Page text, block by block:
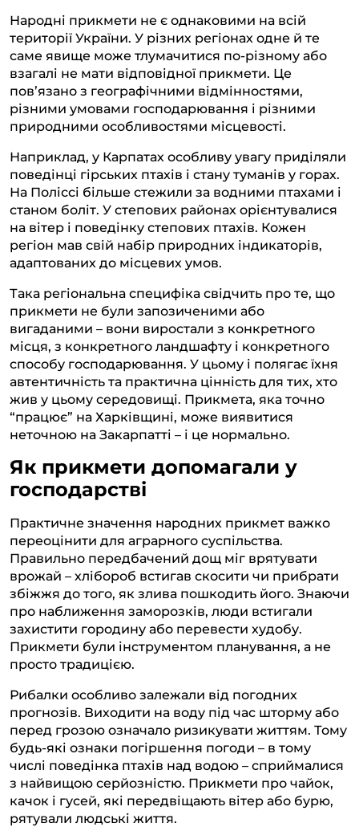
Народні прикмети не є однаковими на всій
території України. У різних регіонах одне й те
саме явище може тлумачитися по-різному або
взагалі не мати відповідної прикмети. Це
пов’язано з географічними відмінностями,
різними умовами господарювання і різними
природними особливостями місцевості.
Наприклад, у Карпатах особливу увагу приділяли
поведінці гірських птахів і стану туманів у горах.
На Поліссі більше стежили за водними птахами і
станом боліт. У степових районах орієнтувалися
на вітер і поведінку степових птахів. Кожен
регіон мав свій набір природних індикаторів,
адаптованих до місцевих умов.
Така регіональна специфіка свідчить про те, що
прикмети не були запозиченими або
вигаданими – вони виростали з конкретного
місця, з конкретного ландшафту і конкретного
способу господарювання. У цьому і полягає їхня
автентичність та практична цінність для тих, хто
жив у цьому середовищі. Прикмета, яка точно
“працює” на Харківщині, може виявитися
неточною на Закарпатті – і це нормально.
Як прикмети допомагали у
господарстві
Практичне значення народних прикмет важко
переоцінити для аграрного суспільства.
Правильно передбачений дощ міг врятувати
врожай – хлібороб встигав скосити чи прибрати
збіжжя до того, як злива пошкодить його. Знаючи
про наближення заморозків, люди встигали
захистити городину або перевести худобу.
Прикмети були інструментом планування, а не
просто традицією.
Рибалки особливо залежали від погодних
прогнозів. Виходити на воду під час шторму або
перед грозою означало ризикувати життям. Тому
будь-які ознаки погіршення погоди – в тому
числі поведінка птахів над водою – сприймалися
з найвищою серйозністю. Прикмети про чайок,
качок і гусей, які передвіщають вітер або бурю,
рятували людські життя.